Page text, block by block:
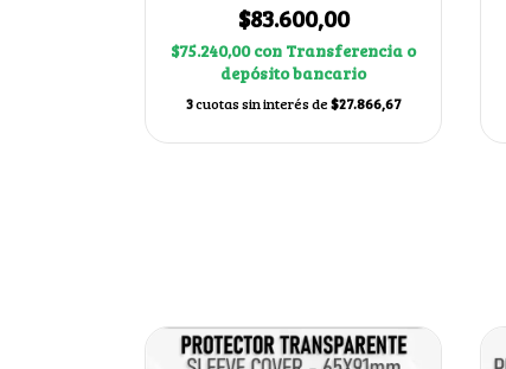
$83.600,00
$75.240,00con Transferencia o
depósito bancario
3cuotas sin interés de$27.866,67